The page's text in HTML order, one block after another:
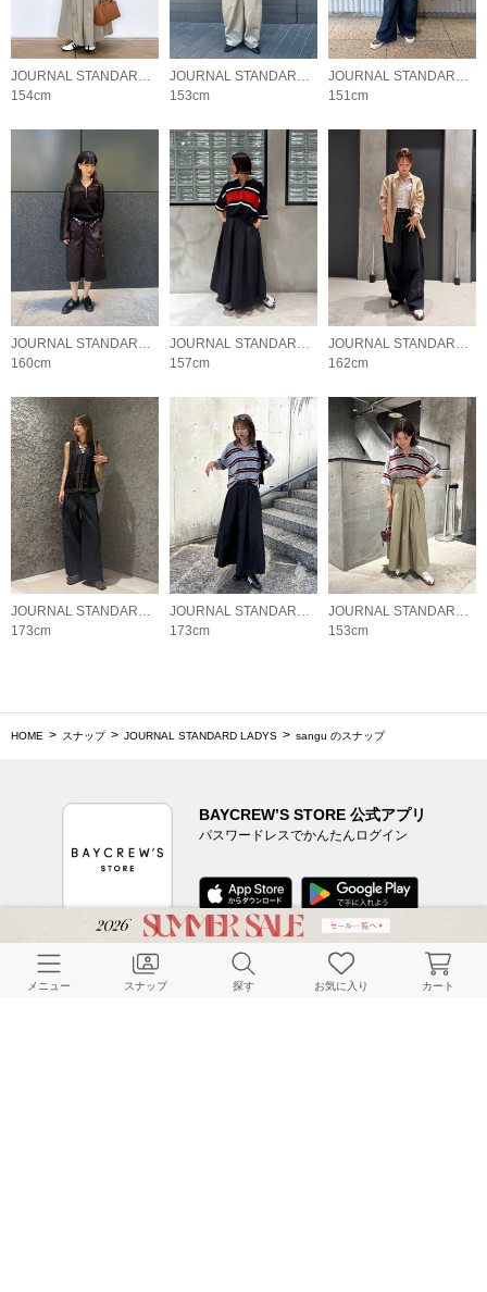
JOURNAL STANDARD LADYS
154cm
JOURNAL STANDARD LADYS
153cm
JOURNAL STANDARD LADYS
151cm
JOURNAL STANDARD LADYS
160cm
JOURNAL STANDARD LADYS
157cm
JOURNAL STANDARD LADYS
162cm
JOURNAL STANDARD LADYS
173cm
JOURNAL STANDARD LADYS
173cm
JOURNAL STANDARD LADYS
153cm
HOME スナップ JOURNAL STANDARD LADYS sangu のスナップ
BAYCREW’S STORE 公式アプリ
パスワードレスでかんたんログイン
CUSTOMER SERVICE
メニュー スナップ 探す お気に入り カート